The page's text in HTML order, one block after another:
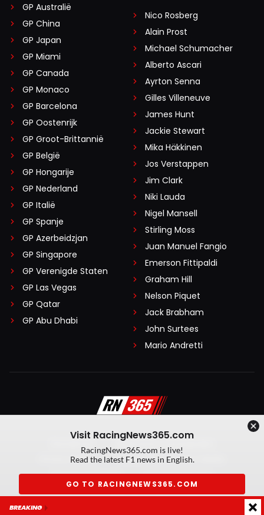
GP Australië
GP China
GP Japan
GP Miami
GP Canada
GP Monaco
GP Barcelona
GP Oostenrijk
GP Groot-Brittannië
GP België
GP Hongarije
GP Nederland
GP Italië
GP Spanje
GP Azerbeidzjan
GP Singapore
GP Verenigde Staten
GP Las Vegas
GP Qatar
GP Abu Dhabi
Nico Rosberg
Alain Prost
Michael Schumacher
Alberto Ascari
Ayrton Senna
Gilles Villeneuve
James Hunt
Jackie Stewart
Mika Häkkinen
Jos Verstappen
Jim Clark
Niki Lauda
Nigel Mansell
Stirling Moss
Juan Manuel Fangio
Emerson Fittipaldi
Graham Hill
Nelson Piquet
Jack Brabham
John Surtees
Mario Andretti
Algemene voorwaarden
Privacy Policy
Created by On Your Marks
Privacy manager
Kansspeluitingen
Visit RacingNews365.com
RacingNews365.com is live!
Read the latest F1 news in English.
GO TO RACINGNEWS365.COM
BREAKING